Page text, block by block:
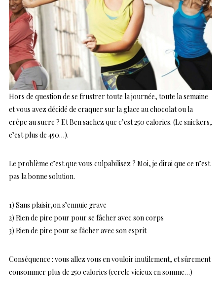
Hors de question de se frustrer toute la journée, toute la semaine
et vous avez décidé de craquer sur la glace au chocolat ou la
crêpe au sucre ? Et Ben sachez que c’est 250 calories. (Le snickers,
c’est plus de 450…).
Le problème c’est que vous culpabilisez ? Moi, je dirai que ce n’est
pas la bonne solution.
1) Sans plaisir,on s’ennuie grave
2) Rien de pire pour pour se fâcher avec son corps
3) Rien de pire pour se fâcher avec son esprit
Conséquence : vous allez vous en vouloir inutilement, et sûrement
consommer plus de 250 calories (cercle vicieux en somme…)